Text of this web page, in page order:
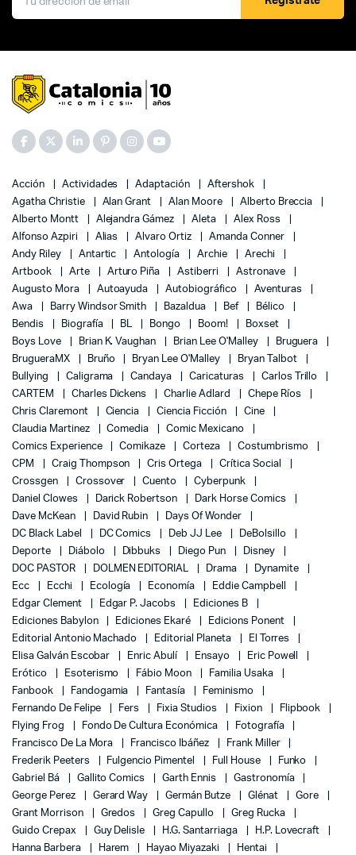
Acción Actividades Adaptación
Aftershok
Agatha Christie
Alan Grant Alan Moore
Alberto Breccia
Alberto Montt
Alejandra Gámez Aleta
Alex Ross
Alfonso Azpiri
Alias Alvaro Ortiz
Amanda Conner
Andy Riley
Antartic Antología Archie
Arechi
Artbook
Arte Arturo Piña Astiberri
Astronave
Augusto Mora
Autoayuda Autobiográfico
Aventuras
Awa
Barry Windsor Smith Bazaldua Bef
Bélico
Bendis
Biografía BL Bongo Boom!
Boxset
Boys Love
Brian K. Vaughan Brian Lee O'Malley
Bruguera
BrugueraMX
Bruño Bryan Lee O'Malley
Bryan Talbot
Bullying
Caligrama Candaya Caricaturas
Carlos Trillo
CARTEM
Charles Dickens Charlie Adlard
Chepe Ríos
Chris Claremont
Ciencia Ciencia Ficción
Cine
Claudia Martinez
Comedia
Comic Mexicano
Comics Experience
Comikaze Corteza
Costumbrismo
CPM
Craig Thompson Cris Ortega
Crítica Social
Crossgen
Crossover Cuento
Cyberpunk
Daniel Clowes
Darick Robertson
Dark Horse Comics
Dave McKean
David Rubin
Days Of Wonder
DC Black Label
DC Comics Deb JJ Lee
DeBolsillo
Deporte
Diábolo Dibbuks Diego Pun
Disney
DOC PASTOR
DOLMEN EDITORIAL Drama
Dynamite
Ecc
Ecchi Ecología Economía
Eddie Campbell
Edgar Clement
Edgar P. Jacobs
Ediciones B
Ediciones Babylon
Ediciones Ekaré
Edicions Ponent
Editorial Antonio Machado
Editorial Planeta
El Torres
Elisa Galván Escobar
Enric Abulí Ensayo
Eric Powell
Erótico
Esoterismo Fábio Moon
Familia Usaka
Fanbook
Fandogamia Fantasía
Feminismo
Fernando De Felipe
Fers Fixia Studios Fixion
Flipbook
Flying Frog
Fondo De Cultura Económica
Fotografía
Francisco De La Mora
Francisco Ibáñez
Frank Miller
Frederik Peeters
Fulgencio Pimentel Full House
Funko
Gabriel Bá
Gallito Comics Garth Ennis
Gastronomía
George Perez
Gerard Way Germán Butze Glénat
Gore
Grant Morrison
Gredos Greg Capullo
Greg Rucka
Guido Crepax
Guy Delisle H.G. Santarriaga
H.P. Lovecraft
Hanna Barbera
Harem Hayao Miyazaki
Hentai